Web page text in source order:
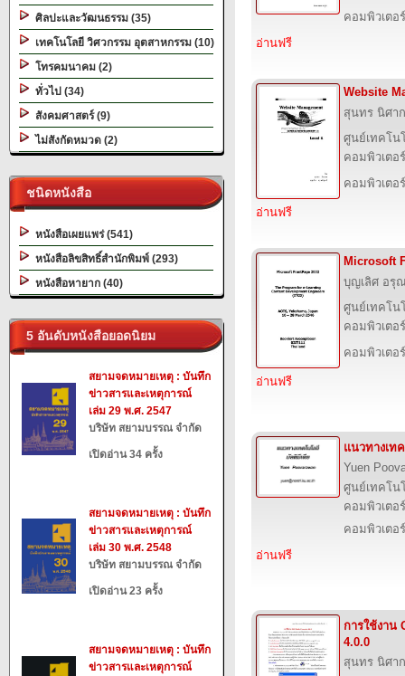
ศิลปะและวัฒนธรรม (35)
เทคโนโลยี วิศวกรรม อุตสาหกรรม (10)
โทรคมนาคม (2)
ทั่วไป (34)
สังคมศาสตร์ (9)
ไม่สังกัดหมวด (2)
ชนิดหนังสือ
หนังสือเผยแพร่ (541)
หนังสือลิขสิทธิ์สำนักพิมพ์ (293)
หนังสือหายาก (40)
5 อันดับหนังสือยอดนิยม
สยามจดหมายเหตุ : บันทึก
ข่าวสารและเหตุการณ์
เล่ม 29 พ.ศ. 2547
บริษัท สยามบรรณ จำกัด
เปิดอ่าน 34 ครั้ง
สยามจดหมายเหตุ : บันทึก
ข่าวสารและเหตุการณ์
เล่ม 30 พ.ศ. 2548
บริษัท สยามบรรณ จำกัด
เปิดอ่าน 23 ครั้ง
สยามจดหมายเหตุ : บันทึก
ข่าวสารและเหตุการณ์
คอมพิวเตอร์
อ่านฟรี
Website
สุนทร นิศา
ศูนย์เทคโน
คอมพิวเตอ
คอมพิวเตอร์
อ่านฟรี
Microsoft
บุญเลิศ อรุ
ศูนย์เทคโน
คอมพิวเตอ
คอมพิวเตอร์
อ่านฟรี
แนวทางเท
Yuen
ศูนย์เทคโน
คอมพิวเตอ
คอมพิวเตอร์
อ่านฟรี
การใช้งาน
4.0.0
สุนทร นิศา